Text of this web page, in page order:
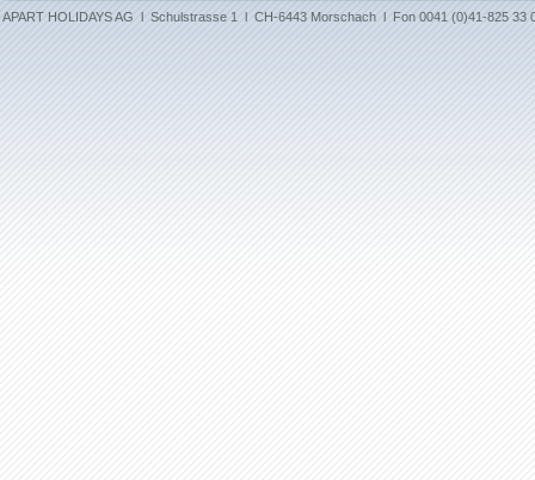
APART HOLIDAYS AG l Schulstrasse 1 l CH-6443 Morschach l Fon 0041 (0)41-825